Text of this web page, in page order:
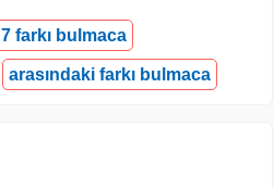
7 farkı bulmaca
arasındaki farkı bulmaca